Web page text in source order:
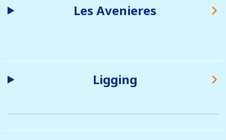
Les Avenieres
Ligging